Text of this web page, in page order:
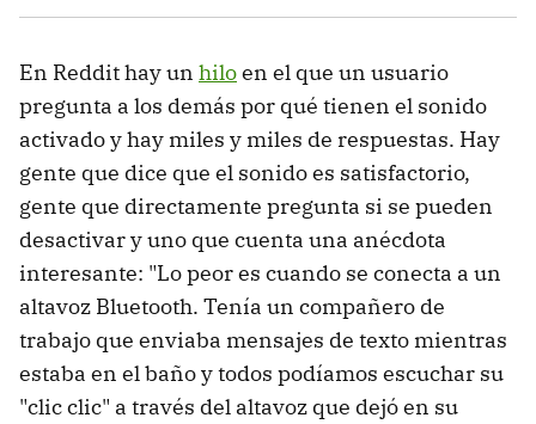
En Reddit hay un hiloen el que un usuario
pregunta a los demás por qué tienen el sonido
activado y hay miles y miles de respuestas. Hay
gente que dice que el sonido es satisfactorio,
gente que directamente pregunta si se pueden
desactivar y uno que cuenta una anécdota
interesante: "Lo peor es cuando se conecta a un
altavoz Bluetooth. Tenía un compañero de
trabajo que enviaba mensajes de texto mientras
estaba en el baño y todos podíamos escuchar su
"clic clic" a través del altavoz que dejó en su